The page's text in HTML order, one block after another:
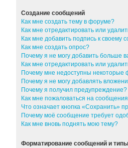
Создание сообщений
Как мне создать тему в форуме?
Как мне отредактировать или
Как мне добавить подпись к своему
Как мне создать опрос?
Почему я не могу добавить больше
Как мне отредактировать или
Почему мне недоступны некоторые
Почему я не могу добавлять
Почему я получил предупреждение?
Как мне пожаловаться на
Что означает кнопка «Сохранить»
Почему моё сообщение требует
Как мне вновь поднять мою тему?
Форматирование сообщений и